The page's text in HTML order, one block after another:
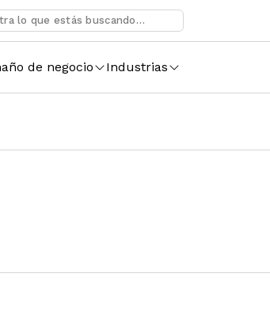
de negocio Industrias